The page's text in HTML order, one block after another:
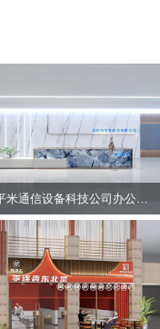
2500平米通信设备科技公司办公室设计 | 宇泰科技